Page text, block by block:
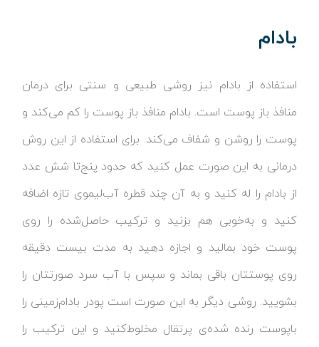
بادام
استفاده از بادام نیز روشی طبیعی و سنتی برای درمان
منافذ باز پوست است. بادام منافذ باز پوست را کم می‌کند و
پوست را روشن و شفاف می‌کند. برای استفاده از این روش
درمانی به این صورت عمل کنید که حدود پنج‌تا شش عدد
از بادام را له کنید و به آن چند قطره آب‌لیموی تازه اضافه
کنید و به‌خوبی هم بزنید و ترکیب حاصل‌شده را روی
پوست خود بمالید و اجازه دهید به مدت بیست دقیقه
روی پوستتان باقی بماند و سپس با آب سرد صورتتان را
بشویید. روشی دیگر به این صورت است پودر بادام‌زمینی را
باپوست رنده شده‌ی پرتقال مخلوط‌کنید و این ترکیب را